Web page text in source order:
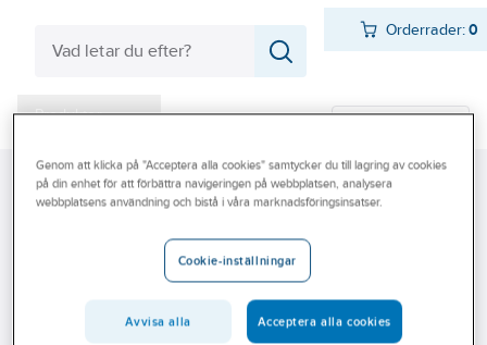
Orderrader:0
Produkter
Kampanjer
Ahlsell Produkter El
Kabel 00-05, 47-49
47/49 Data, Bus och Optokablar
Nätverkskabel
Nätverkskabel skärmad
Cat7 skärmad
Genom att klicka på "Acceptera alla cookies" samtycker du till lagring av cookies
på din enhet för att förbättra navigeringen på webbplatsen, analysera
webbplatsens användning och bistå i våra marknadsföringsinsatser.
Cookie-inställningar
Avvisa alla Acceptera alla cookies